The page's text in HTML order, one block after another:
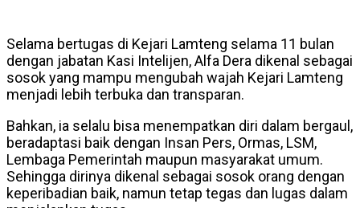
Selama bertugas di Kejari Lamteng selama 11 bulan
dengan jabatan Kasi Intelijen, Alfa Dera dikenal sebagai
sosok yang mampu mengubah wajah Kejari Lamteng
menjadi lebih terbuka dan transparan.
Bahkan, ia selalu bisa menempatkan diri dalam bergaul,
beradaptasi baik dengan Insan Pers, Ormas, LSM,
Lembaga Pemerintah maupun masyarakat umum.
Sehingga dirinya dikenal sebagai sosok orang dengan
keperibadian baik, namun tetap tegas dan lugas dalam